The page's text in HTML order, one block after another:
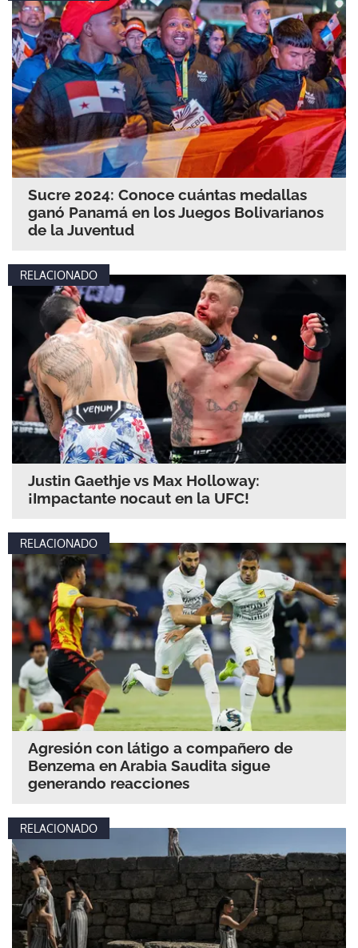
Sucre 2024: Conoce cuántas medallas
ganó Panamá en los Juegos Bolivarianos
de la Juventud
RELACIONADO
Justin Gaethje vs Max Holloway:
¡Impactante nocaut en la UFC!
RELACIONADO
Agresión con látigo a compañero de
Benzema en Arabia Saudita sigue
generando reacciones
RELACIONADO